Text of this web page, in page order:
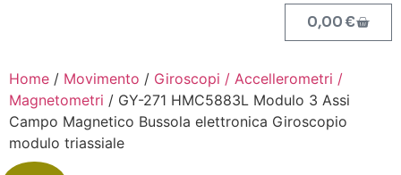
0,00€
Home / Movimento / Giroscopi / Accellerometri /
Magnetometri / GY-271 HMC5883L Modulo 3 Assi
Campo Magnetico Bussola elettronica Giroscopio
modulo triassiale